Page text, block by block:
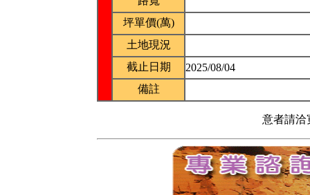
坪單價(萬)
土地現況
截止日期
2025/08/04
備註
意者請洽